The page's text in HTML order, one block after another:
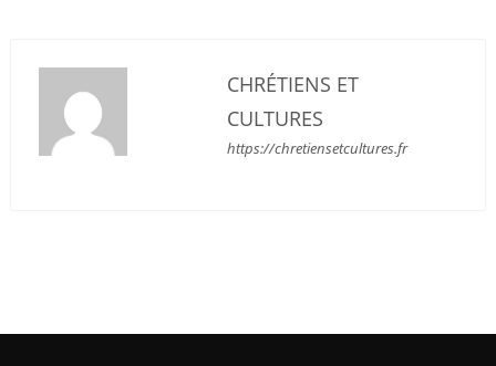
CHRÉTIENS ET
CULTURES
https://chretiensetcultures.fr